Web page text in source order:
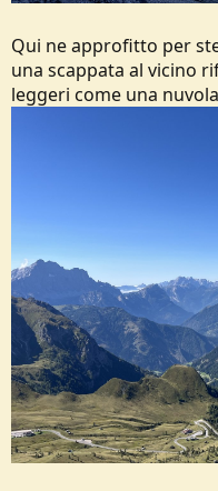
Qui ne approfitto per
una scappata al vicino
leggeri come una